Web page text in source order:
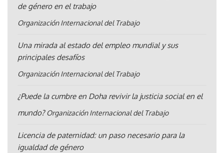
de género en el trabajo
Organización Internacional del Trabajo
Una mirada al estado del empleo mundial y sus
principales desafíos
Organización Internacional del Trabajo
¿Puede la cumbre en Doha revivir la justicia social en el
mundo? Organización Internacional del Trabajo
Licencia de paternidad: un paso necesario para la
igualdad de género